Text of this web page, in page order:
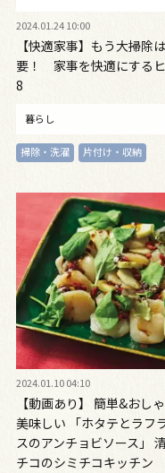
2024.01.24 10:00
【快適家事】もう大掃除
要！ 家事を快適にする
8
暮らし
掃除・洗濯 片付け・収納
2024.01.10 04:10
【動画あり】 簡単&おし
美味しい 「ホタテとラフ
スのアンチョビソース」
チコのシミチコキッチン